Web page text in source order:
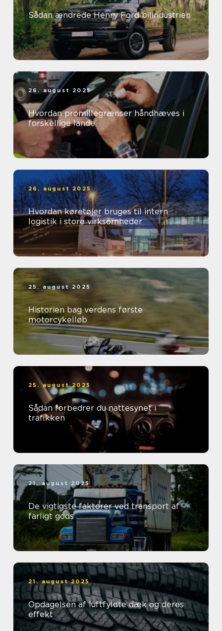
Sådan ændrede Henry Ford bilindustrien
26. august 2025
Hvordan promillegrænser håndhæves i
forskellige lande
26. august 2025
Hvordan køretøjer bruges til intern
logistik i store virksomheder
25. august 2025
Historien bag verdens første
motorcykelløb
25. august 2025
Sådan forbedrer du nattesynet i
trafikken
21. august 2025
De vigtigste faktorer ved transport af
farligt gods
21. august 2025
Opdagelsen af luftfyldte dæk og deres
effekt